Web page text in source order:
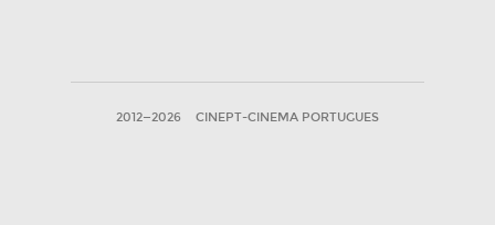
2012—2026 CINEPT-CINEMA PORTUGUES